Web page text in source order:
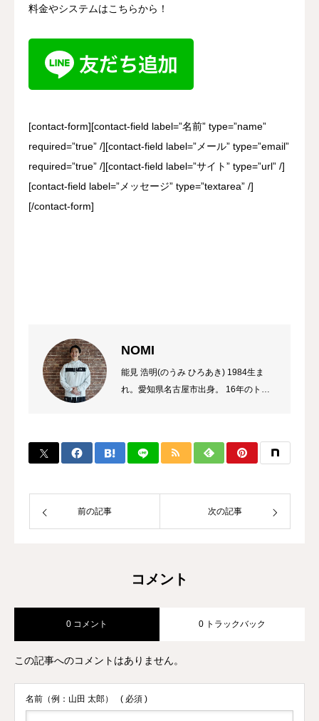
料金やシステムはこちらから！
[contact-form][contact-field label=”名前” type=”name”
required=”true” /][contact-field label=”メール” type=”email”
required=”true” /][contact-field label=”サイト” type=”url” /]
[contact-field label=”メッセージ” type=”textarea” /]
[/contact-form]
NOMI
能見 浩明(のうみ ひろあき) 1984生ま
れ。愛知県名古屋市出身。 16年のトレ
のプロ選手の試合経験などから初心者か
ら選手まで、高い指導力に定評があり、
キックボクシング界初のコンサルタント
として、ジム運営やトレーナー育成にも
前の記事 次の記事
コメント
0 コメント 0 トラックバック
この記事へのコメントはありません。
名前（例：山田 太郎） ( 必須 )